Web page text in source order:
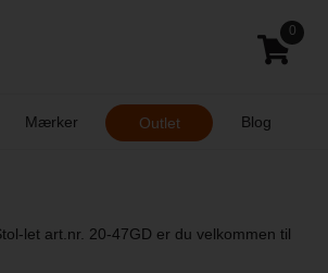
0
Mærker Outlet Blog
let art.nr. 20-47GD er du velkommen til